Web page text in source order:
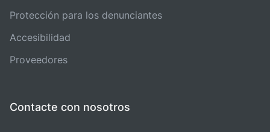
Protección para los denunciantes
Accesibilidad
Proveedores
Contacte con nosotros